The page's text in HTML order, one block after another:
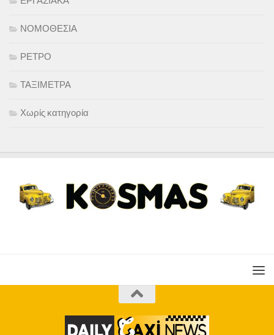
ΝΟΜΟΘΕΣΙΑ
ΡΕΤΡΟ
ΤΑΞΙΜΕΤΡΑ
Χωρίς κατηγορία